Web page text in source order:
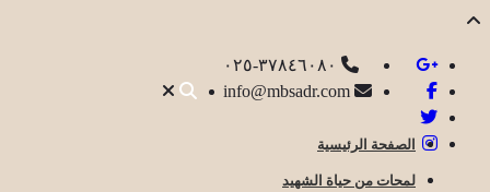
الصفحة الرئيسية
لمحات من حياة الشهيد